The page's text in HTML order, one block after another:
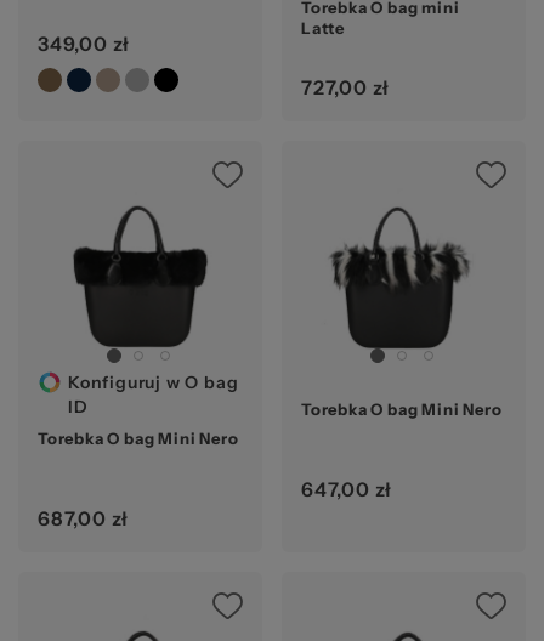
O
349,00 zł
Torebka O bag mini
Latte
727,00 zł
Konfiguruj w O bag
ID
Torebka O bag Mini Nero
687,00 zł
Torebka O bag Mini Nero
647,00 zł